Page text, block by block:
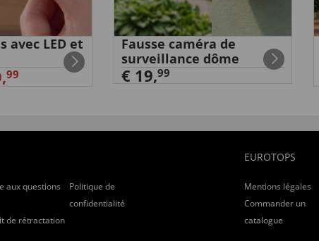
avec LED et
99
Fausse caméra de
surveillance dôme
€ 19,99
aux questions
Politique de
confidentialité
de rétractation
EUROTOPS
Mentions légales
Commander un
catalogue